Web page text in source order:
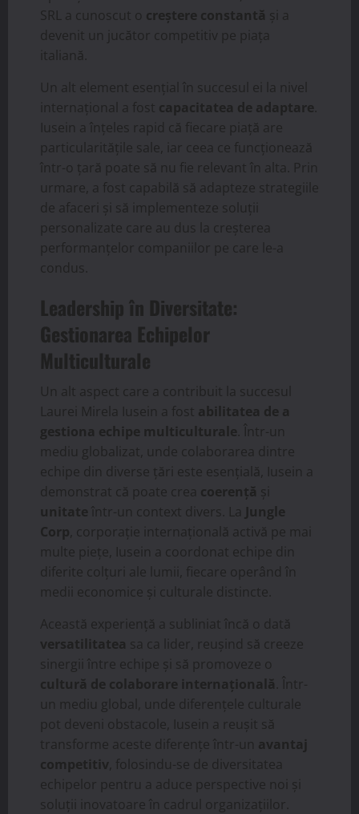
SRL a cunoscut o creștere constantă și a
devenit un jucător competitiv pe piața
italiană.
Un alt element esențial în succesul ei la nivel
internațional a fost capacitatea de adaptare
Iusein a înțeles rapid că fiecare piață are
particularitățile sale, iar ceea ce funcționează
într-o țară poate să nu fie relevant în alta. Prin
urmare, a fost capabilă să adapteze strategiile
de afaceri și să implementeze soluții
personalizate care au dus la creșterea
performanțelor companiilor pe care le-a
condus.
Leadership în Diversitate:
Gestionarea Echipelor
Multiculturale
Un alt aspect care a contribuit la succesul
Laurei Mirela Iusein a fost abilitatea de a
gestiona echipe multiculturale . Într-un
mediu globalizat, unde colaborarea dintre
echipe din diverse țări este esențială, Iusein a
demonstrat că poate crea coerență și
unitate într-un context divers. La Jungle
Corp , corporație internațională activă pe mai
multe piețe, Iusein a coordonat echipe din
diferite colțuri ale lumii, fiecare operând în
medii economice și culturale distincte.
Această experiență a subliniat încă o dată
versatilitatea sa ca lider, reușind să creeze
sinergii între echipe și să promoveze o
cultură de colaborare internațională . Într-
un mediu global, unde diferențele culturale
pot deveni obstacole, Iusein a reușit să
transforme aceste diferențe într-un avantaj
competitiv , folosindu-se de diversitatea
echipelor pentru a aduce perspective noi și
soluții inovatoare în cadrul organizațiilor.